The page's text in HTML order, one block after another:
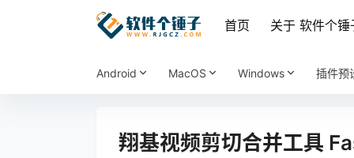
首页 关于 软件个锤
Android MacOS Windows 插件预
翔基视频剪切合并工具